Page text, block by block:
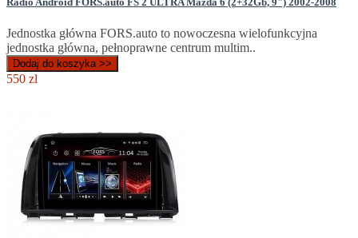
Jednostka główna FORS.auto to nowoczesna wielofunkcyjna
jednostka główna, pełnoprawne centrum multim..
Dodaj do koszyka >>
550 zl